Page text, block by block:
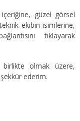
güzel görsel
ekibin isimlerine,
tıklayarak
birlikte olmak üzere,
ederim.